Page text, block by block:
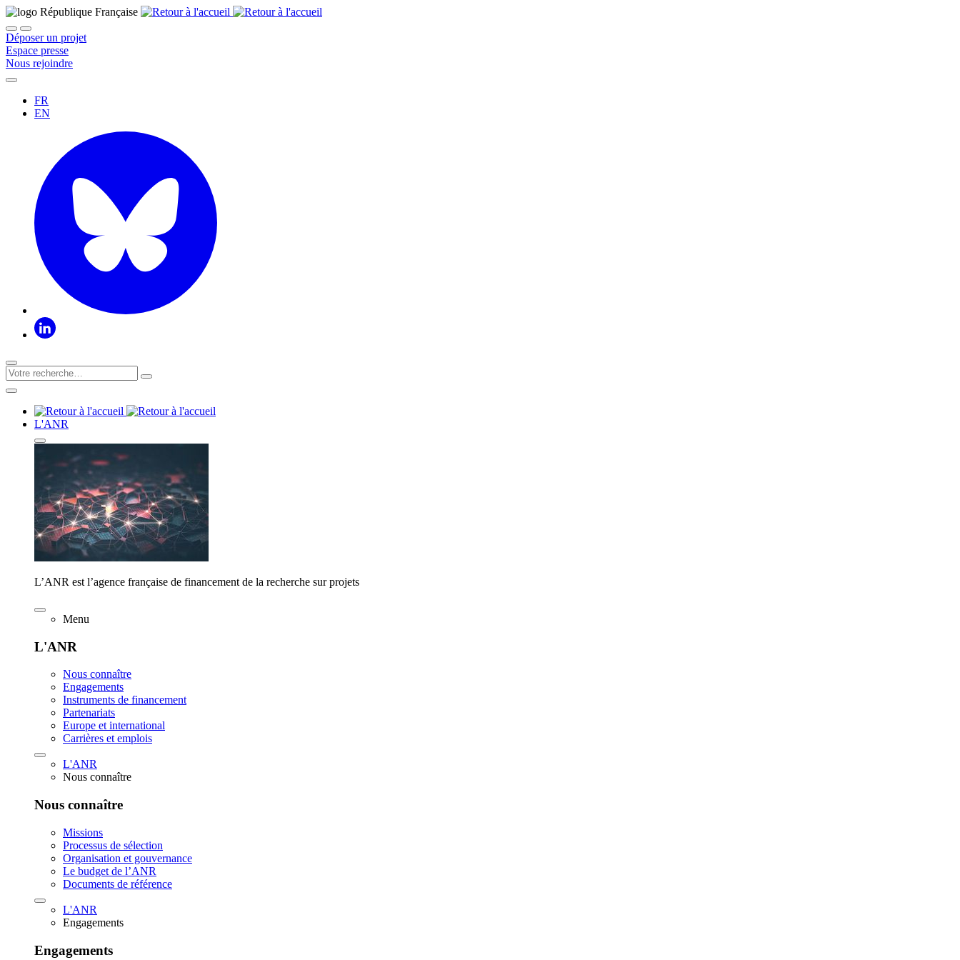
Déposer un projet
Espace presse
Nous rejoindre
FR
EN
L'ANR
L’ANR est l’agence française de financement de la recherche sur projets
Menu
L'ANR
Nous connaître
Engagements
Instruments de financement
Partenariats
Europe et international
Carrières et emplois
L'ANR
Nous connaître
Nous connaître
Missions
Processus de sélection
Organisation et gouvernance
Le budget de l’ANR
Documents de référence
L'ANR
Engagements
Engagements